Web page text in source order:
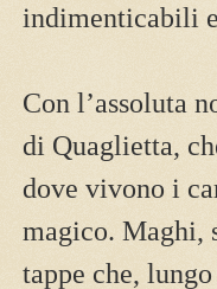
indimenticabili
Con l’assoluta
di Quaglietta,
dove vivono i
magico. Maghi,
tappe che,